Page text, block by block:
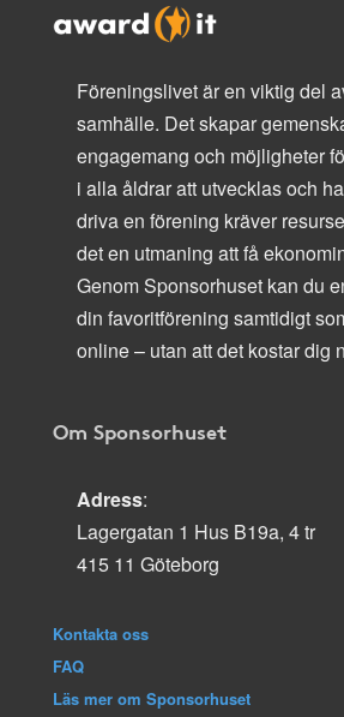
Föreningslivet är en viktig del
samhälle. Det skapar
engagemang och möjligheter
i alla åldrar att utvecklas och
driva en förening kräver
det en utmaning att få
Genom Sponsorhuset kan du
din favoritförening samtidigt
online – utan att det kostar dig
Om Sponsorhuset
Adress:
Lagergatan 1 Hus B19a, 4 tr
415 11 Göteborg
Kontakta oss
FAQ
Läs mer om Sponsorhuset